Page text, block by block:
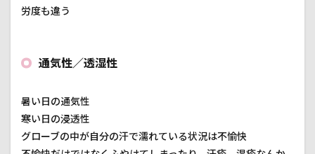
労度も違う
通気性／透湿性
暑い日の通気性
寒い日の浸透性
グローブの中が自分の汗で濡れている状況は不愉快